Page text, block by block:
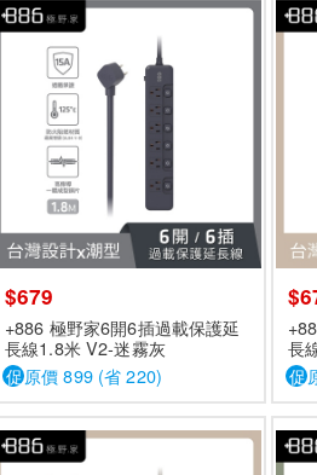
$679
+886 極野家6開6插過載保護延
長線1.8米 V2-迷霧灰
促原價 899 (省 220)
長
促